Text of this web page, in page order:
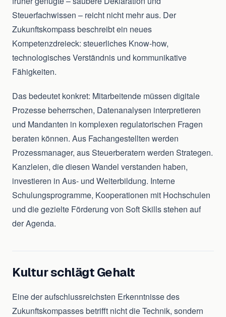
Steuerfachwissen – reicht nicht mehr aus. Der
Zukunftskompass beschreibt ein neues
Kompetenzdreieck: steuerliches Know-how,
technologisches Verständnis und kommunikative
Fähigkeiten.
Das bedeutet konkret: Mitarbeitende müssen digitale
Prozesse beherrschen, Datenanalysen interpretieren
und Mandanten in komplexen regulatorischen Fragen
beraten können. Aus Fachangestellten werden
Prozessmanager, aus Steuerberatern werden Strategen.
Kanzleien, die diesen Wandel verstanden haben,
investieren in Aus- und Weiterbildung. Interne
Schulungsprogramme, Kooperationen mit Hochschulen
und die gezielte Förderung von Soft Skills stehen auf
der Agenda.
Kultur schlägt Gehalt
Eine der aufschlussreichsten Erkenntnisse des
Zukunftskompasses betrifft nicht die Technik, sondern